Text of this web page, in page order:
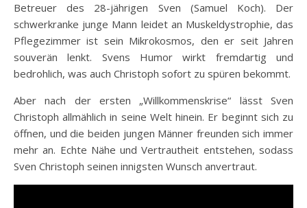
Betreuer des 28-jährigen Sven (Samuel Koch). Der
schwerkranke junge Mann leidet an Muskeldystrophie, das
Pflegezimmer ist sein Mikrokosmos, den er seit Jahren
souverän lenkt. Svens Humor wirkt fremdartig und
bedrohlich, was auch Christoph sofort zu spüren bekommt.
Aber nach derersten „Willkommenskrise“ lässt Sven
Christoph allmählich in seine Welt hinein. Er beginnt sich zu
öffnen, und die beiden jungen Männer freunden sich immer
mehr an. Echte Nähe und Vertrautheit entstehen, sodass
Sven Christoph seinen innigsten Wunsch anvertraut.